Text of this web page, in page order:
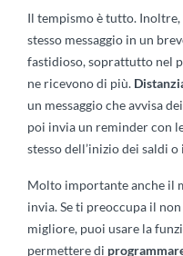
Il tempismo è tutto.
stesso messaggio in un
fastidioso, soprattutto nel
ne ricevono di più.
un messaggio che avvisa
poi invia un reminder con
stesso dell’inizio dei saldi
Molto importante anche il
invia. Se ti preoccupa il
migliore, puoi usare la
permettere di